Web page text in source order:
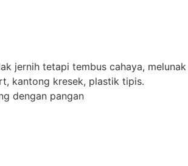
jernih tetapi tembus cahaya, melunak
kantong kresek, plastik tipis.
dengan pangan